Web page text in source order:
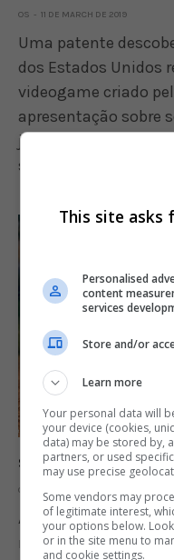
OS 11 DE MARCH DE 2019
Uma patente
dos Estados Unidos
videogame criado
apresentação sobre
jogos durante a feira
segunda-feira que
Shenmue III
OS 11 DE MARCH DE 2019
A Ys Net e Shibuya
novo trailer de
This site asks
Personalised
content
services
Store and/or
Learn more
Your personal data will
your device (cookies,
data) may be stored by,
partners, or used
may use precise
Some vendors may
of legitimate interest,
your options below.
or in the site menu to
and cookie settings.